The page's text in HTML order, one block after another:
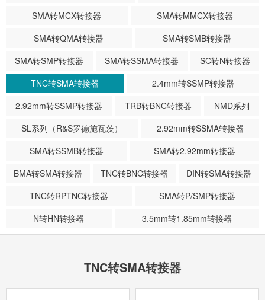
SMA转MCX转接器
SMA转MMCX转接器
SMA转QMA转接器
SMA转SMB转接器
SMA转SMP转接器
SMA转SSMA转接器
SC转N转接器
TNC转SMA转接器
2.4mm转SSMP转接器
2.92mm转SSMP转接器
TRB转BNC转接器
NMD系列
SL系列（R&S罗德施瓦茨）
2.92mm转SSMA转接器
SMA转SSMB转接器
SMA转2.92mm转接器
BMA转SMA转接器
TNC转BNC转接器
DIN转SMA转接器
TNC转RPTNC转接器
SMA转P/SMP转接器
N转HN转接器
3.5mm转1.85mm转接器
TNC转SMA转接器